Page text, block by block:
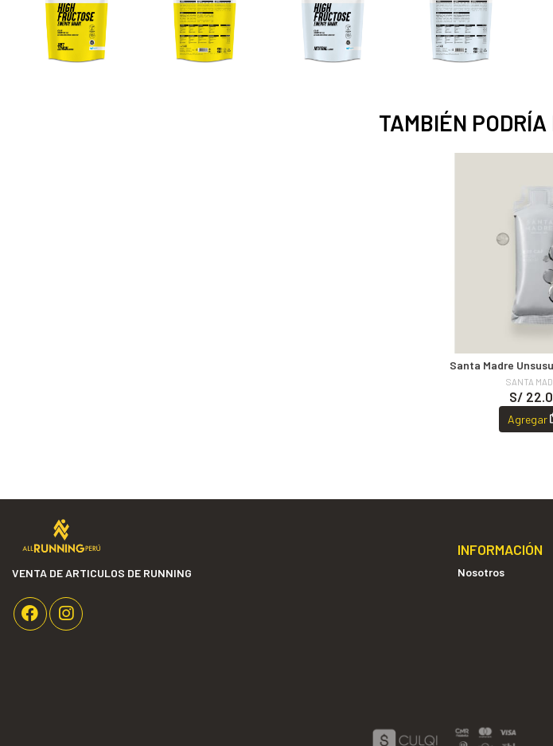
TAMBIÉN
Santa Madre
SANTA
S/
Agregar
VENTA DE ARTICULOS DE RUNNING
INFORMACIÓN
Nosotros